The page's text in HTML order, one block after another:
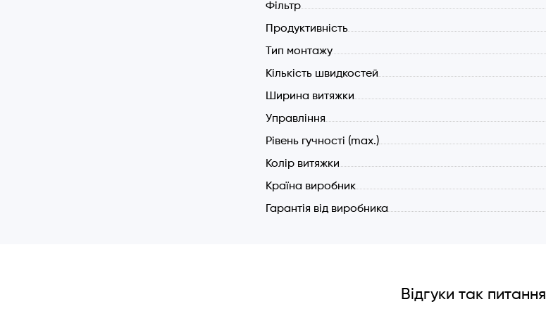
Фільтр
Продуктивність
Тип монтажу
Кількість швидкостей
Ширина витяжки
Управління
Рівень гучності (max.)
Колір витяжки
Країна виробник
Гарантія від виробника
Відгуки так питання